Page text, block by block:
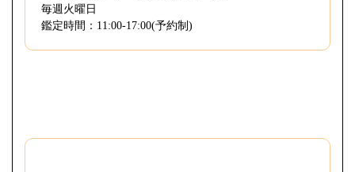
毎週火曜日
鑑定時間：11:00-17:00(予約制)